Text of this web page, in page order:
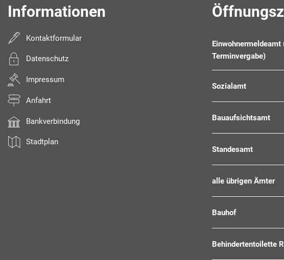
Informationen
Kontaktformular
Datenschutz
Impressum
Anfahrt
Bankverbindung
Stadtplan
Terminvergabe)
Sozialamt
Bauaufsichtsamt
Standesamt
alle übrigen Ämter
Bauhof
Behindertentoilette